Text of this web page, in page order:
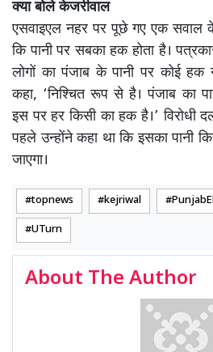
क्या बोले केजरीवाल
एसवाइएल नहर पर पूछे गए एक सवाल
कि पानी पर सबका हक होता है।
लोगों का पंजाब के पानी पर कोई हक
कहा, ‘निश्चित रूप से है। पंजाब का
इस पर हर किसी का हक है।’ विरोधी
पहले उन्होंने कहा था कि इसका पानी
जाएगा।
topnews kejriwal
UTurn
About The Author